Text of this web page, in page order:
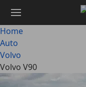
contenuto
principale
Home
Auto
Volvo
Volvo V90